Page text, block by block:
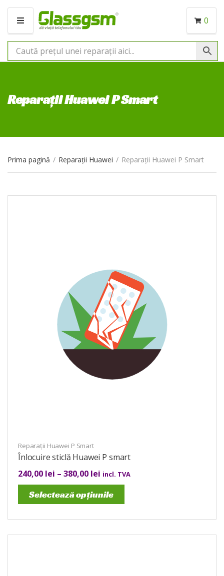
M
N
I
0
Reparații Huawei P Smart
Prima pagină / Reparații Huawei / Reparații Huawei P Smart
Reparații Huawei P Smart
Înlocuire sticlă Huawei P smart
240,00 lei – 380,00 lei incl. TVA
Selectează opțiunile